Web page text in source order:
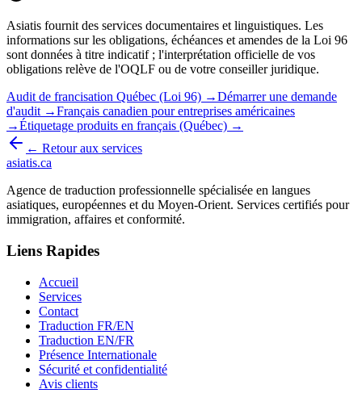
Asiatis fournit des services documentaires et linguistiques. Les
informations sur les obligations, échéances et amendes de la Loi 96
sont données à titre indicatif ; l'interprétation officielle de vos
obligations relève de l'OQLF ou de votre conseiller juridique.
Audit de francisation Québec (Loi 96) →Démarrer une demande
d'audit →Français canadien pour entreprises américaines
→Étiquetage produits en français (Québec) →
← Retour aux services
asiatis.ca
Agence de traduction professionnelle spécialisée en langues
asiatiques, européennes et du Moyen-Orient. Services certifiés pour
immigration, affaires et conformité.
Liens Rapides
Accueil
Services
Contact
Traduction FR/EN
Traduction EN/FR
Présence Internationale
Sécurité et confidentialité
Avis clients